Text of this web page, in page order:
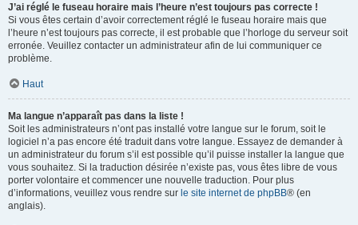
J’ai réglé le fuseau horaire mais l’heure n’est toujours pas correcte !
Si vous êtes certain d’avoir correctement réglé le fuseau horaire mais que
l’heure n’est toujours pas correcte, il est probable que l’horloge du serveur soit
erronée. Veuillez contacter un administrateur afin de lui communiquer ce
problème.
Haut
Ma langue n’apparaît pas dans la liste !
Soit les administrateurs n’ont pas installé votre langue sur le forum, soit le
logiciel n’a pas encore été traduit dans votre langue. Essayez de demander à
un administrateur du forum s’il est possible qu’il puisse installer la langue que
vous souhaitez. Si la traduction désirée n’existe pas, vous êtes libre de vous
porter volontaire et commencer une nouvelle traduction. Pour plus
d’informations, veuillez vous rendre sur le site internet de phpBB® (en
anglais).